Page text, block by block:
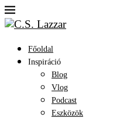
Főoldal
Inspiráció
Blog
Vlog
Podcast
Eszközök